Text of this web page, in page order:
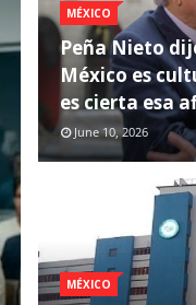
MÉXICO
Peña Nieto
México es
es cierta esa
June 10, 2026
MÉXICO